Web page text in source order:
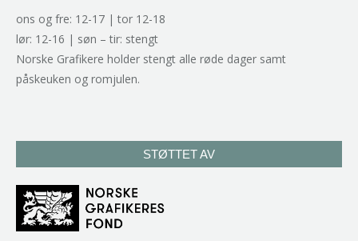
ons og fre: 12-17 | tor 12-18
lør: 12-16 | søn – tir: stengt
Norske Grafikere holder stengt alle røde dager samt
påskeuken og romjulen.
STØTTET AV